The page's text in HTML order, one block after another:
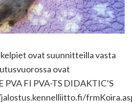
ovat suunnitteilla vasta
ovat
PVA FI PVA-TS DIDAKTIC’S